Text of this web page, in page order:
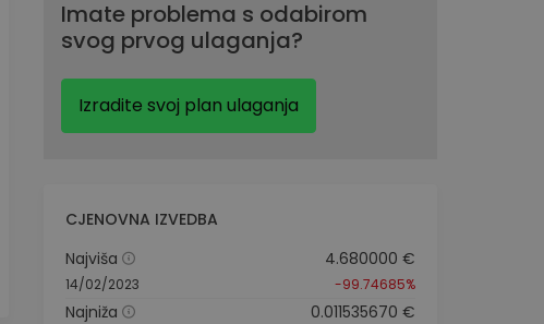
Imate problema s odabirom
svog prvog ulaganja?
Izradite svoj plan ulaganja
CJENOVNA IZVEDBA
Najviša
14/02/2023
4.680000 €
-99.74685%
Najniža 0.011535670 €